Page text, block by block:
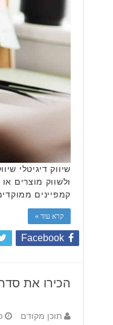
שיווק דיגיטלי
ולשווק מוצרים
קמפיינים
קרא עוד »
Facebook
הכירו את
תוכן מקודם